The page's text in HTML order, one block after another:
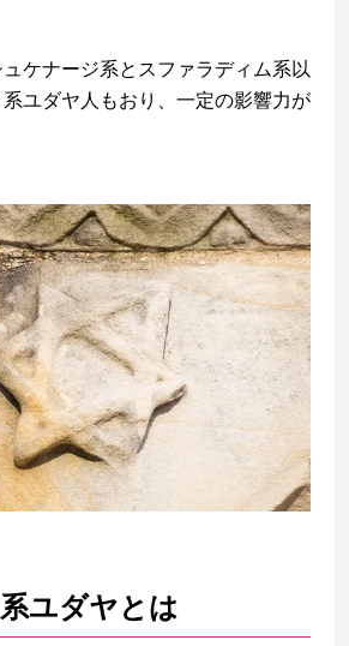
ケナージ系とスファラディム系以
ユダヤ人もおり、一定の影響力が
ユダヤとは